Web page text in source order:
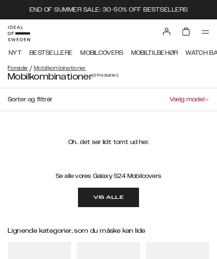
END OF SUMMER SALE: 30-50% OFF BESTSELLERS
NYT BESTSELLERE MOBILCOVERS MOBILTILBEHØR WATCH
Forside / Mobilkombinationer
Mobilkombinationer(0Produkter)
Sorter og filtrér Vælg model
Oh.. det ser lidt tomt ud her.
Se alle vores Galaxy S24 Mobilcovers
VIS ALLE
Lignende kategorier, som du måske kan lide